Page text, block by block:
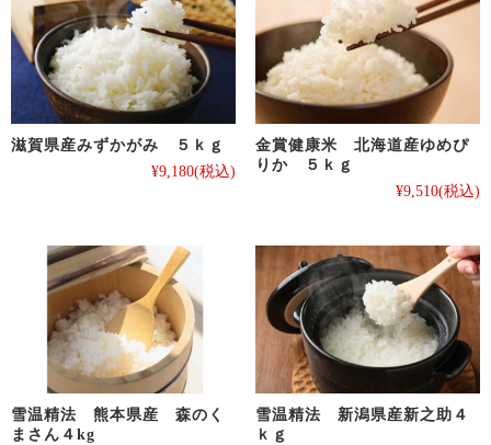
滋賀県産みずかがみ ５ｋｇ
¥9,180(税込)
金賞健康米 北海道産ゆめぴ
りか ５ｋｇ
¥9,510(税込)
雪温精法 熊本県産 森のく
まさん４kg
雪温精法 新潟県産新之助４
ｋｇ